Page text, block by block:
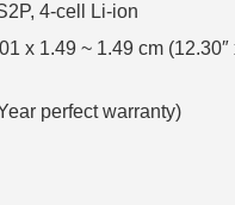
4-cell Li-ion
x 1.49 ~ 1.49 cm (12.30″
perfect warranty)